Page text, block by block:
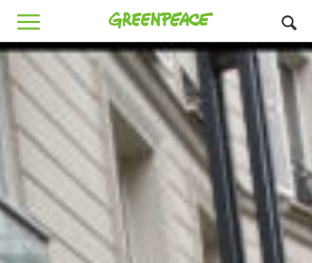
Greenpeace
MENU